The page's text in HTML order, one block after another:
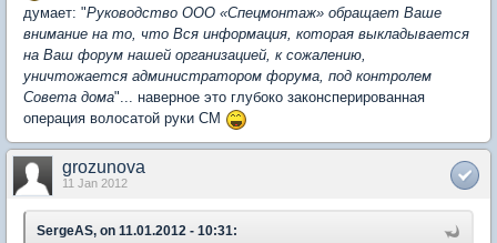
думает: "Руководство ООО «Спецмонтаж» обращает Ваше
внимание на то, что Вся информация, которая выкладывается
на Ваш форум нашей организацией, к сожалению,
уничтожается администратором форума, под контролем
Совета дома"... наверное это глубоко законсперированная
операция волосатой руки СМ
grozunova
11 Jan 2012
SergeAS, on 11.01.2012 - 10:31: